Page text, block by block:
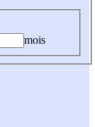
mois